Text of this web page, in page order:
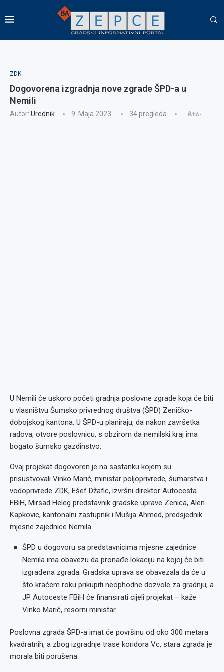
ZDK
Dogovorena izgradnja nove zgrade ŠPD-a u
Nemili
Autor: Urednik 9. Maja 2023. 34pregleda A+A-
U Nemili će uskoro početi gradnja poslovne zgrade koja će biti
u vlasništvu Šumsko privrednog društva (ŠPD) Zeničko-
dobojskog kantona. U ŠPD-u planiraju, da nakon završetka
radova, otvore poslovnicu, s obzirom da nemilski kraj ima
bogato šumsko gazdinstvo.
Ovaj projekat dogovoren je na sastanku kojem su
prisustvovali Vinko Marić, ministar poljoprivrede, šumarstva i
vodoprivrede ZDK, Ešef Džafic, izvršni direktor Autocesta
FBiH, Mirsad Heleg predstavnik gradske uprave Zenica, Alen
Kapkovic, kantonalni zastupnik i Mušija Ahmed, predsjednik
mjesne zajednice Nemila.
ŠPD u dogovoru sa predstavnicima mjesne zajednice
Nemila ima obavezu da pronađe lokaciju na kojoj će biti
izgrađena zgrada. Gradska uprava se obavezala da će u
što kraćem roku prikupiti neophodne dozvole za gradnju, a
JP Autoceste FBiH će finansirati cijeli projekat – kaže
Vinko Marić, resorni ministar.
Poslovna zgrada ŠPD-a imat će površinu od oko 300 metara
kvadratnih, a zbog izgradnje trase koridora Vc, stara zgrada je
morala biti porušena.